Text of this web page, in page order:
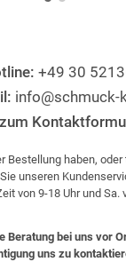
+49 30
info@schmuck-
zum
Bestellung haben,
unseren
von 9-18 Uhr und Sa.
Beratung bei uns vor
uns zu